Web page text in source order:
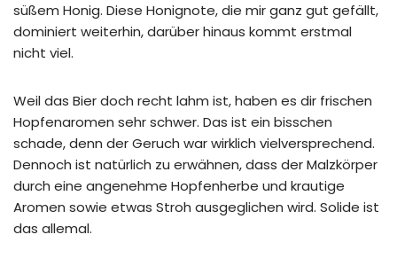
süßem Honig. Diese Honignote, die mir ganz gut gefällt,
dominiert weiterhin, darüber hinaus kommt erstmal
nicht viel.
Weil das Bier doch recht lahm ist, haben es dir frischen
Hopfenaromen sehr schwer. Das ist ein bisschen
schade, denn der Geruch war wirklich vielversprechend.
Dennoch ist natürlich zu erwähnen, dass der Malzkörper
durch eine angenehme Hopfenherbe und krautige
Aromen sowie etwas Stroh ausgeglichen wird. Solide ist
das allemal.